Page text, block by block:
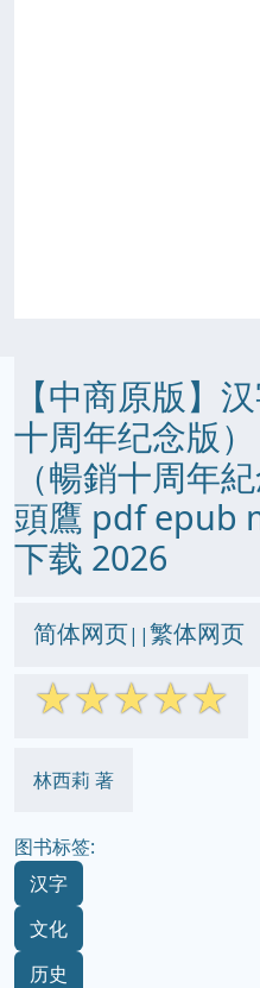
【中商原版】
十周年纪念版
（暢銷十周年
頭鷹 pdf epub
下载 2026
简体网页||繁体网页
☆☆☆☆☆
林西莉 著
图书标签:
汉字
文化
历史